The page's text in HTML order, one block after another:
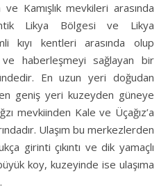
ve Kamışlık mevkileri arasında
Likya Bölgesi ve Likya
kıyı kentleri arasında olup
ve haberleşmeyi sağlayan bir
En uzun yeri doğudan
geniş yeri kuzeyden güneye
mevkiinden Kale ve Üçağız’a
Ulaşım bu merkezlerden
girinti çıkıntı ve dik yamaçlı
koy, kuzeyinde ise ulaşıma